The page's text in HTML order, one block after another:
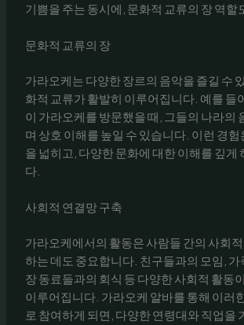
기쁨을 주는 동시에, 문화적 교류의 장 역할
문화적 교류의 장
가라오케는 다양한 장르의 음악을 즐길 수
화적 교류가 활발히 이루어집니다. 예를 들
이 가라오케를 방문했을 때, 그들의 나라의
며 상호 이해를 높일 수 있습니다. 이런 경
을 넓히고, 다양한 문화에 대한 이해를 깊게
다.
사회적 연결망 구축
가라오케에서의 활동은 사람들 간의 사회
하는 데도 중요합니다. 친구들과의 모임, 가
장 동료들과의 회식 등 다양한 사회적 활동
이루어집니다. 가라오케 알바를 통해 이러
로 참여하게 되면, 다양한 연령대와 직업을